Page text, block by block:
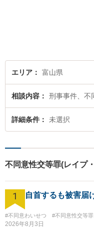
エリア 富山県
相談内容 刑事事件、不
詳細条件 未選択
不同意性交等罪(レイプ
1 自首するも被害届
#不同意わいせつ #不同意性交等罪
2026年8月3日